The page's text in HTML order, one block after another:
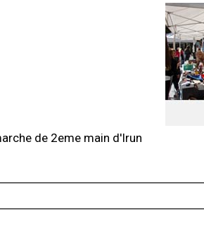
de 2eme main d'Irun